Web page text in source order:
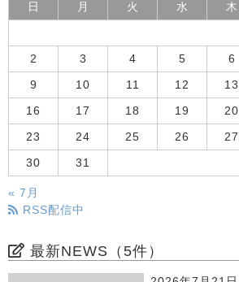
日 月 火 水 木
2 3 4 5 6
9 10 11 12 13
16 17 18 19 20
23 24 25 26 27
30 31
« 7月
RSS配信中
最新NEWS（5件）